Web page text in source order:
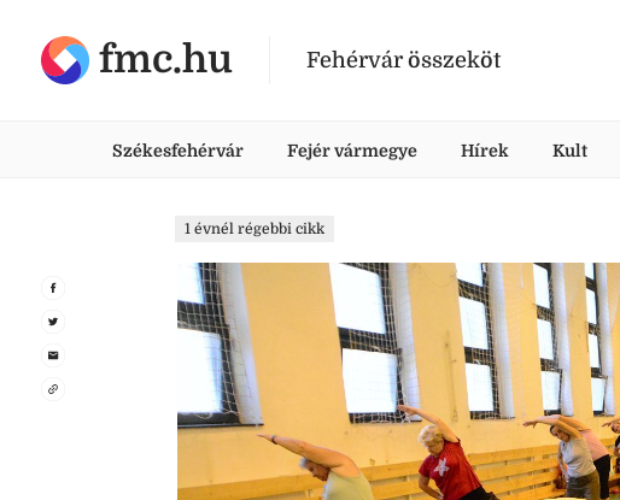
fmc.hu Fehérvár összeköt
Székesfehérvár Fejér vármegye Hírek Kult
1 évnél régebbi cikk